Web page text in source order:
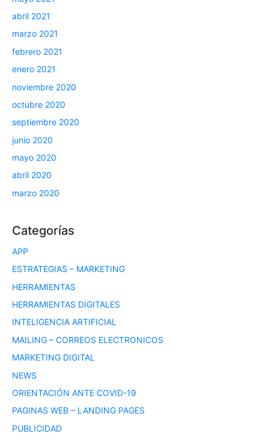
abril 2021
marzo 2021
febrero 2021
enero 2021
noviembre 2020
octubre 2020
septiembre 2020
junio 2020
mayo 2020
abril 2020
marzo 2020
Categorías
APP
ESTRATEGIAS – MARKETING
HERRAMIENTAS
HERRAMIENTAS DIGITALES
INTELIGENCIA ARTIFICIAL
MAILING – CORREOS ELECTRONICOS
MARKETING DIGITAL
NEWS
ORIENTACIÓN ANTE COVID-19
PAGINAS WEB – LANDING PAGES
PUBLICIDAD